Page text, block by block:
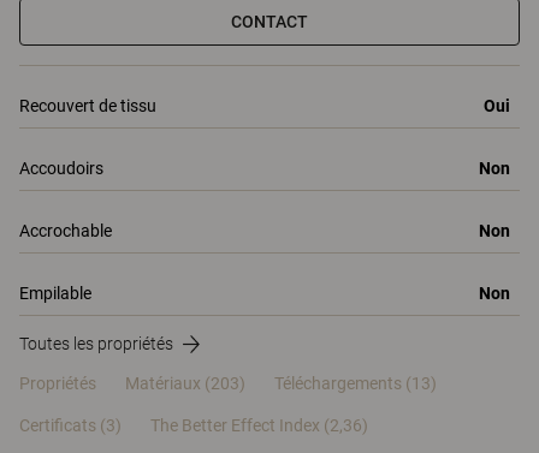
CONTACT
Recouvert de tissu Oui
Accoudoirs Non
Accrochable Non
Empilable Non
Toutes les propriétés
Propriétés Matériaux (203) Téléchargements (13)
Certificats (3) The Better Effect Index (2,36)